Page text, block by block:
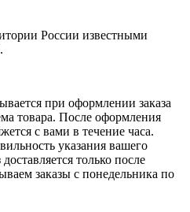
России известными
при оформлении заказа
товара. После оформления
с вами в течение часа.
указания вашего
только после
заказы с понедельника по